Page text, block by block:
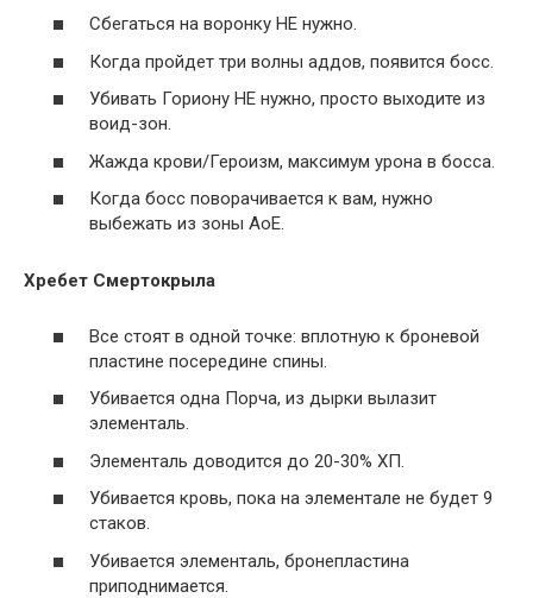
Сбегаться на воронку НЕ нужно.
Когда пройдет три волны аддов, появится босс.
Убивать Гориону НЕ нужно, просто выходите из
воид-зон.
Жажда крови/Героизм, максимум урона в босса.
Когда босс поворачивается к вам, нужно
выбежать из зоны АоЕ.
Хребет Смертокрыла
Все стоят в одной точке: вплотную к броневой
пластине посередине спины.
Убивается одна Порча, из дырки вылазит
элементаль.
Элементаль доводится до 20-30% ХП.
Убивается кровь, пока на элементале не будет 9
стаков.
Убивается элементаль, бронепластина
приподнимается.